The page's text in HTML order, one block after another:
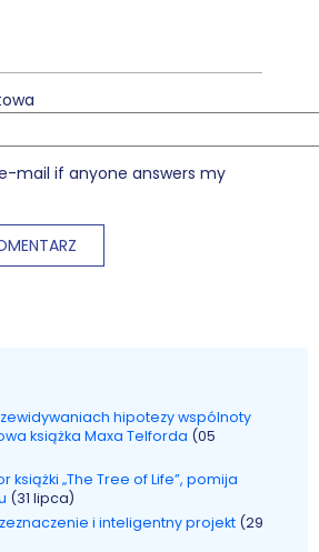
mail if anyone answers my
hipotezy wspólnoty
książka Maxa Telforda (05
książki „The Tree of Life”, pomija
(31 lipca)
i inteligentny projekt (29